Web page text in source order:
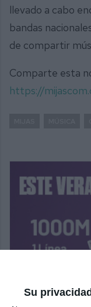
Su
llevado a cabo
bandas
de compartir
Comparte esta
https://